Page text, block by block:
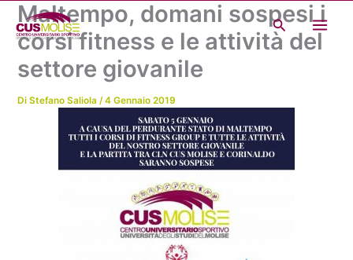
contenuto
Cerca
Maltempo, domani sospesi i
corsi fitness e le attività del
settore giovanile
DiStefano Saliola/4 Gennaio 2019